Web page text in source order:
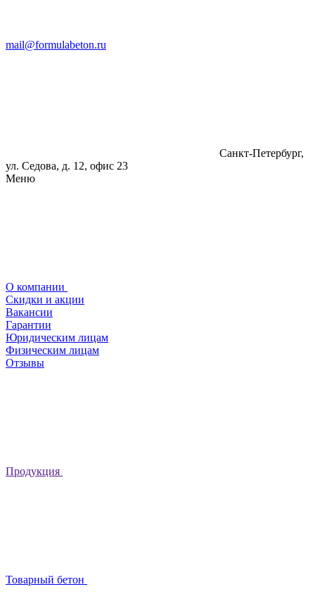
mail@formulabeton.ru
Санкт-Петербург,
ул. Седова, д. 12, офис 23
Меню
О компании
Скидки и акции
Вакансии
Гарантии
Юридическим лицам
Физическим лицам
Отзывы
Продукция
Товарный бетон